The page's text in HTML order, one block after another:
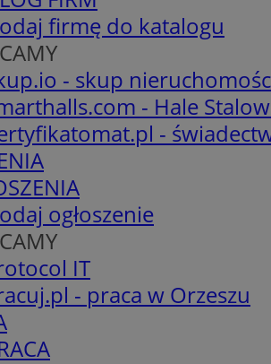
firmę do katalogu
- skup
- Hale
-
ogłoszenie
IT
- praca w Orzeszu